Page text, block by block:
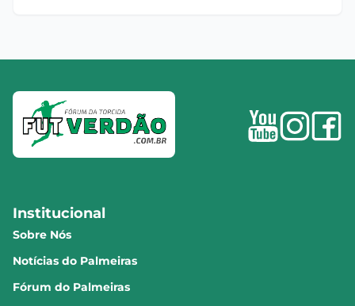
Institucional
Sobre Nós
Notícias do Palmeiras
Fórum do Palmeiras